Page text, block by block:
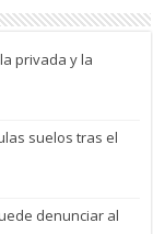
privada y la
suelos tras el
denunciar al